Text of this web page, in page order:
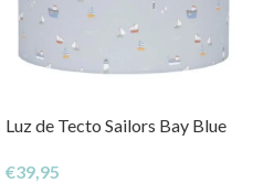
Luz de Tecto Sailors Bay Blue
€39,95